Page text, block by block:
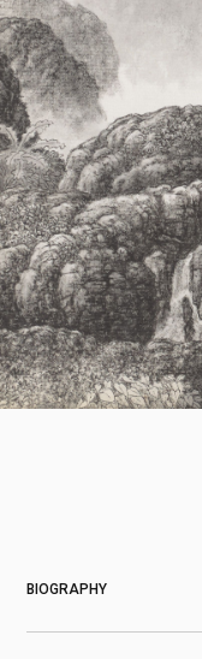
News
Artworks
Shop
About
BIOGRAPHY